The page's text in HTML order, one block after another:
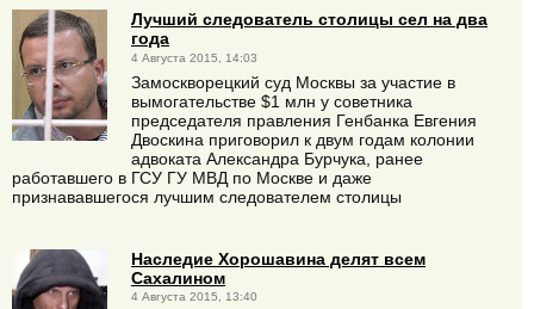
Лучший следователь столицы сел на два
года
4 Августа 2015, 14:03
Замоскворецкий суд Москвы за участие в
вымогательстве $1 млн у советника
председателя правления Генбанка Евгения
Двоскина приговорил к двум годам колонии
адвоката Александра Бурчука, ранее
работавшего в ГСУ ГУ МВД по Москве и даже
признававшегося лучшим следователем столицы
Наследие Хорошавина делят всем
Сахалином
4 Августа 2015, 13:40